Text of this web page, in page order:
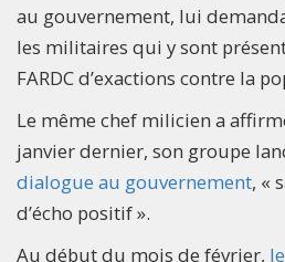
au gouvernement, lui
les militaires qui y sont
FARDC d’exactions contre la
Le même chef milicien a
janvier dernier, son groupe
dialogue au gouvernement, «
d’écho positif ».
Au début du mois de février,